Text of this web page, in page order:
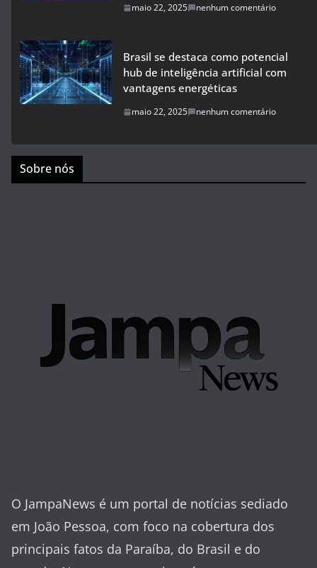
maio 22, 2025 nenhum comentário
Brasil se destaca como potencial
hub de inteligência artificial com
vantagens energéticas
maio 22, 2025 nenhum comentário
Sobre nós
O JampaNews é um portal de notícias sediado
em João Pessoa, com foco na cobertura dos
principais fatos da Paraíba, do Brasil e do